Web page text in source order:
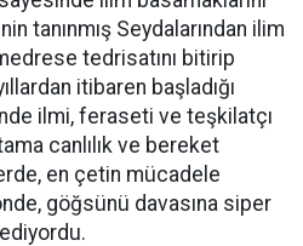
tanınmış Seydalarından ilim
tedrisatını bitirip
itibaren başladığı
ilmi, feraseti ve teşkilatçı
canlılık ve bereket
en çetin mücadele
göğsünü davasına siper